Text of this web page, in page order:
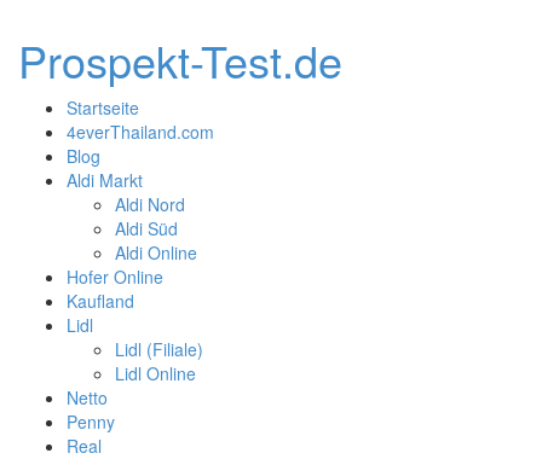
Prospekt-Test.de
Startseite
4everThailand.com
Blog
Aldi Markt
Aldi Nord
Aldi Süd
Aldi Online
Hofer Online
Kaufland
Lidl
Lidl (Filiale)
Lidl Online
Netto
Penny
Real